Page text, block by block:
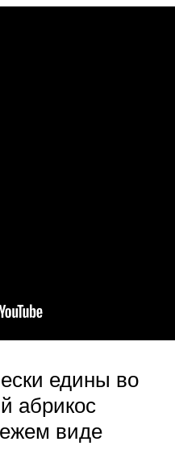
едины во
абрикос
виде